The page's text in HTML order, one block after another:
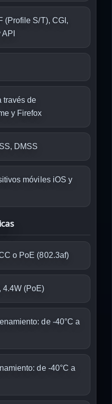
(Profile S/T), CGI,
través de
y Firefox
DMSS
móviles iOS y
o PoE (802.3af)
4.4W (PoE)
de -40°C a
de -40°C a